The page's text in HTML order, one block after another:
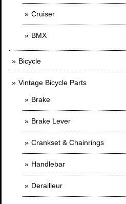
Cruiser
BMX
Bicycle
Vintage Bicycle Parts
Brake
Brake Lever
Crankset & Chainrings
Handlebar
Derailleur